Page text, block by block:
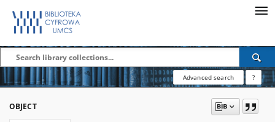
Advanced search ?
OBJECT